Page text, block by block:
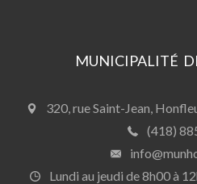
MUNICIPALITÉ
320, rue Saint-Jean,
(418)
Lundi au jeudi de 8h00 à